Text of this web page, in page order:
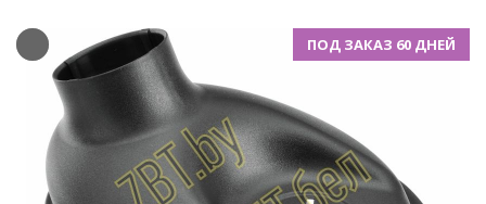
ПОД ЗАКАЗ 60 ДНЕЙ
Previous